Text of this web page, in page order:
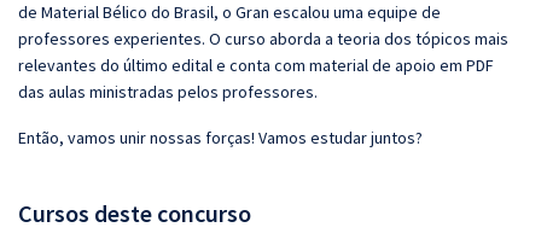
de Material Bélico do Brasil, o Gran escalou uma equipe de
professores experientes. O curso aborda a teoria dos tópicos mais
relevantes do último edital e conta com material de apoio em PDF
das aulas ministradas pelos professores.
Então, vamos unir nossas forças! Vamos estudar juntos?
Cursos deste concurso